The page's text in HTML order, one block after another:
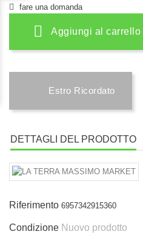
fare una domanda
Aggiungi al carrello
Estro Ricordato
DETTAGLI DEL PRODOTTO
Riferimento 6957342915360
Condizione Nuovo prodotto